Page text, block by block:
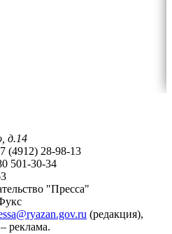
д.14
(4912) 28-98-13
501-30-34
"Пресса"
(редакция),
– реклама.